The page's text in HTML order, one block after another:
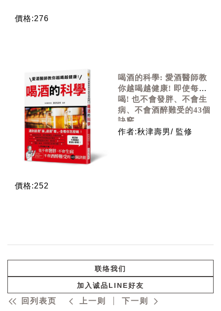
價格:276
喝酒的科學: 愛酒醫師教
你越喝越健康! 即使每天
喝! 也不會發胖、不會生
病、不會酒醉難受的43個
訣竅
作者:秋津壽男/ 監修
價格:252
联络我们
加入诚品LINE好友
回列表页 上一则 下一则